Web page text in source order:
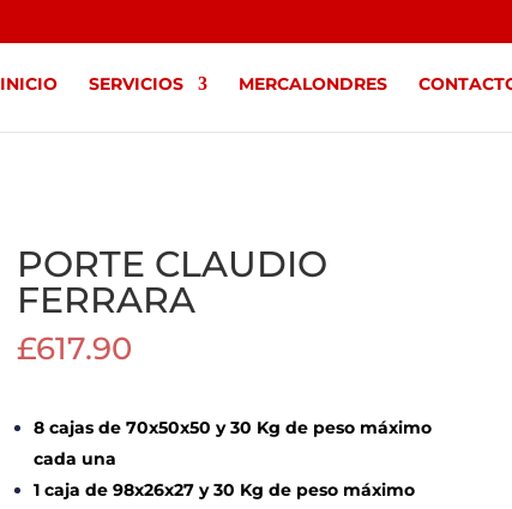
INICIO SERVICIOS MERCALONDRES
PORTE CLAUDIO
FERRARA
£617.90
8 cajas de 70x50x50 y 30 Kg de peso máximo
cada una
1 caja de 98x26x27 y 30 Kg de peso máximo